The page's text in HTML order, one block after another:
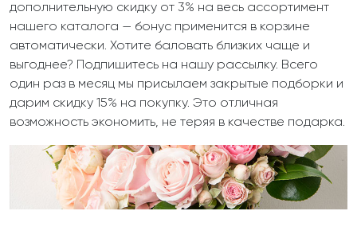
дополнительную скидку от 3% на весь ассортимент
нашего каталога — бонус применится в корзине
автоматически. Хотите баловать близких чаще и
выгоднее? Подпишитесь на нашу рассылку. Всего
один раз в месяц мы присылаем закрытые подборки и
дарим скидку 15% на покупку. Это отличная
возможность экономить, не теряя в качестве подарка.